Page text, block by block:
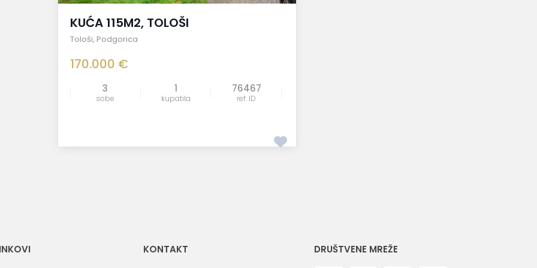
KUĆA 115M2, TOLOŠI
Tološi, Podgorica
170.000 €
3
sobe
1
kupatila
76467
ref. ID
KONTAKT DRUŠTVENE MREŽE